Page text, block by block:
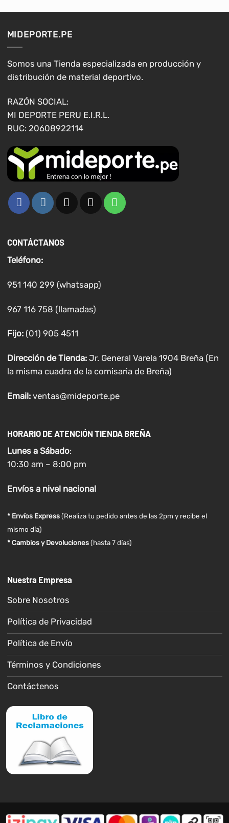
se
pueden
elegir
en
página
de
producto
elegir
en
MIDEPORTE.PE
Somos una Tienda especializada en producción y
distribución de material deportivo.
RAZÓN SOCIAL:
MI DEPORTE PERU E.I.R.L.
RUC: 20608922114
CONTÁCTANOS
Teléfono:
951 140 299 (whatsapp)
967 116 758 (llamadas)
Fijo:(01) 905 4511
Dirección de Tienda: Jr. General Varela 1904 Breña (En
la misma cuadra de la comisaria de Breña)
Email: ventas@mideporte.pe
HORARIO DE ATENCIÓN TIENDA BREÑA
Lunes a Sábado:
10:30 am – 8:00 pm
Envíosa nivel nacional
* Envíos Express(Realiza tu pedido antes de las 2pm y recibe el
mismo día)
* Cambios y Devoluciones (hasta 7 días)
Nuestra Empresa
Sobre Nosotros
Política de Privacidad
Política de Envío
Términos y Condiciones
Contáctenos